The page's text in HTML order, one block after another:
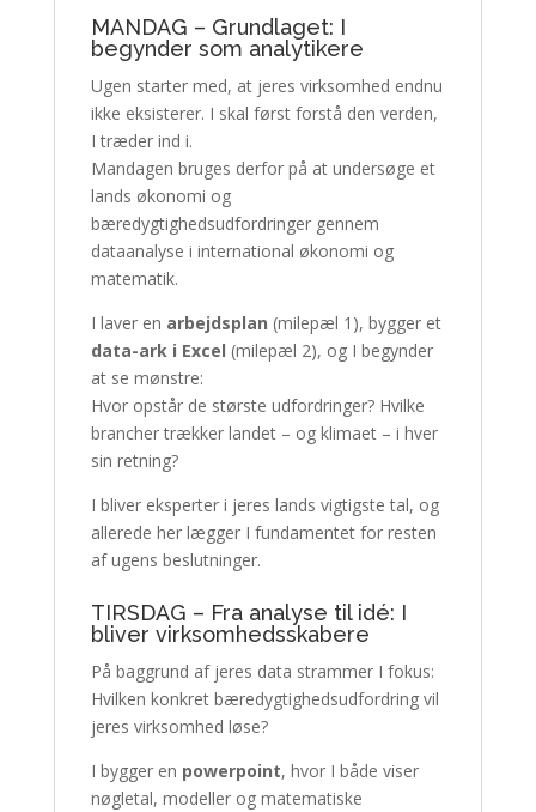
MANDAG – Grundlaget: I
begynder som analytikere
Ugen starter med, at jeres virksomhed endnu
ikke eksisterer. I skal først forstå den verden,
I træder ind i.
Mandagen bruges derfor på at undersøge et
lands økonomi og
bæredygtighedsudfordringer gennem
dataanalyse i international økonomi og
matematik.
I laver en arbejdsplan (milepæl 1), bygger et
data-ark i Excel (milepæl 2), og I begynder
at se mønstre:
Hvor opstår de største udfordringer? Hvilke
brancher trækker landet – og klimaet – i hver
sin retning?
I bliver eksperter i jeres lands vigtigste tal, og
allerede her lægger I fundamentet for resten
af ugens beslutninger.
TIRSDAG – Fra analyse til idé: I
bliver virksomhedsskabere
På baggrund af jeres data strammer I fokus:
Hvilken konkret bæredygtighedsudfordring vil
jeres virksomhed løse?
I bygger en powerpoint, hvor I både viser
nøgletal, modeller og matematiske